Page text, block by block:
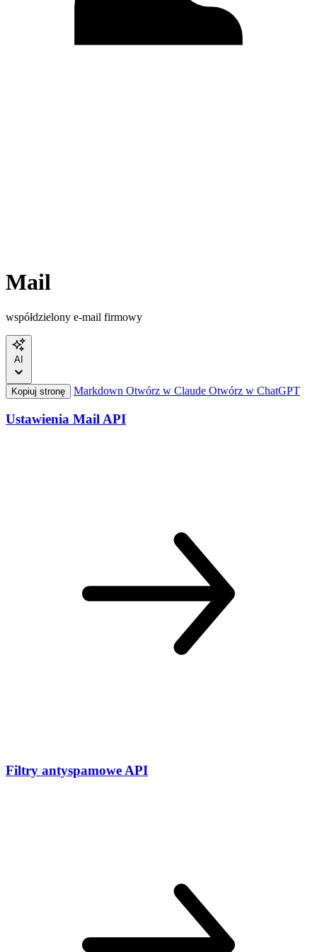
Mail
współdzielony e-mail firmowy
AI
Kopiuj stronę Markdown Otwórz w Claude Otwórz w ChatGPT
Ustawienia MailAPI
Filtry antyspamowe API